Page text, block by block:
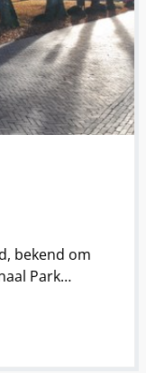
bekend om
Park
rond de